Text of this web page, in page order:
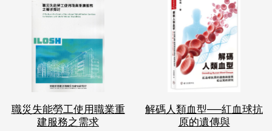
職災失能勞工使用職業重
建服務之需求
解碼人類血型──紅血球抗
原的遺傳與